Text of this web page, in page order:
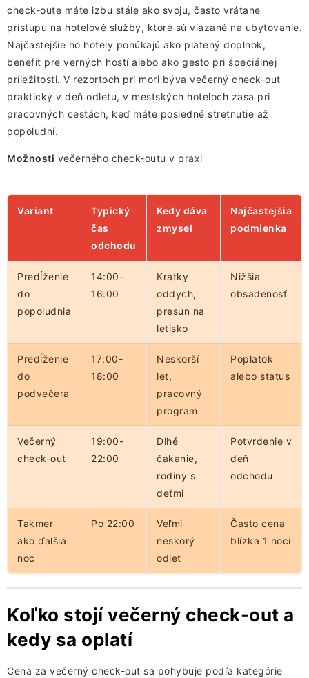
check-oute máte izbu stále ako svoju, často vrátane
prístupu na hotelové služby, ktoré sú viazané na ubytovanie.
Najčastejšie ho hotely ponúkajú ako platený doplnok,
benefit pre verných hostí alebo ako gesto pri špeciálnej
príležitosti. V rezortoch pri mori býva večerný check-out
praktický v deň odletu, v mestských hoteloch zasa pri
pracovných cestách, keď máte posledné stretnutie až
popoludní.
Možnosti večerného check-outu v praxi
Variant
Typický
čas
odchodu
Kedy dáva
zmysel
Najčastejšia
podmienka
Predĺženie
do
popoludnia
14:00-
16:00
Krátky
oddych,
presun na
letisko
Nižšia
obsadenosť
Predĺženie
do
podvečera
17:00-
18:00
Neskorší
let,
pracovný
program
Poplatok
alebo status
Večerný
check-out
19:00-
22:00
Dlhé
čakanie,
rodiny s
deťmi
Potvrdenie v
deň
odchodu
Takmer
ako ďalšia
noc
Po 22:00
Veľmi
neskorý
odlet
Často cena
blízka 1 noci
Koľko stojí večerný check-out a
kedy sa oplatí
Cena za večerný check-out sa pohybuje podľa kategórie